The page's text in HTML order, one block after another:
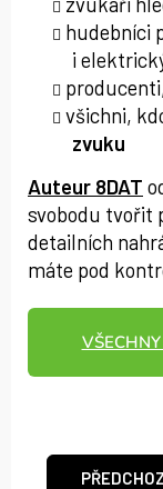
hudebníci
i
všichni,
zvuku
Auteur 8DAT
svobodu tvořit
detailních
máte pod